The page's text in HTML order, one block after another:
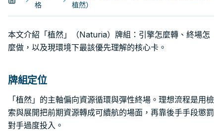
格
植然）
本文介紹「植然」（Naturia）牌組：引擎怎麼轉、終場怎
麼做，以及現環境下最該優先理解的核心卡。
牌組定位
「植然」的主軸偏向資源循環與彈性終場。理想流程是用檢
索與展開把前期資源轉成可續航的場面，再靠後手手段懲罰
對手過度投入。